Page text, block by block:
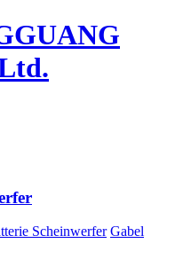
Scheinwerfer Gabel